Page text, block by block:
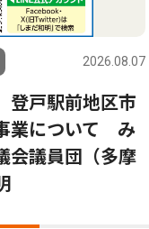
2026.08.07
戸駅前地区市
業について み
会議員団（多摩